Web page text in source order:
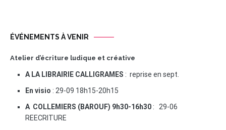
ÉVÉNEMENTS À VENIR
Atelier d’écriture ludique et créative
A LA LIBRAIRIE CALLIGRAMES : reprise en sept.
En visio : 29-09 18h15-20h15
A COLLEMIERS (BAROUF) 9h30-16h30 : 29-06
REECRITURE